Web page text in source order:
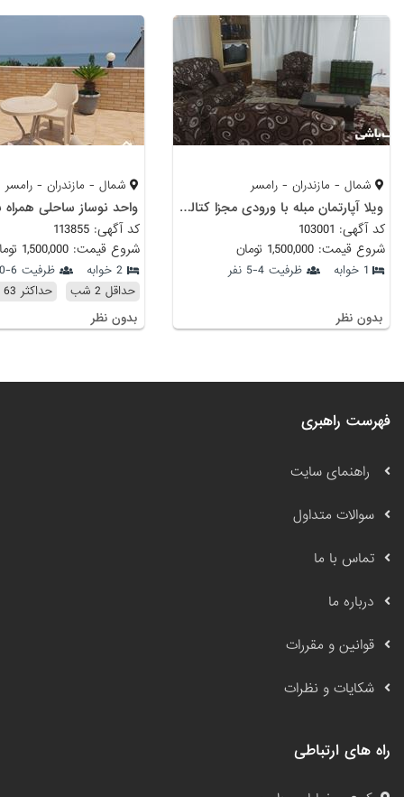
شمال - مازندران - رامسر
ویلا آپارتمان مبله با ورودی مجزا کتالم رامسر
کد آگهی: 103001
شروع قیمت: 1,500,000 تومان
1 خوابه ظرفیت 4-5 نفر
بدون نظر
شمال - مازندران - رامسر
کد آگهی: 113855
شروع قیمت: 1,500,000 تومان
2 خوابه
ظرفیت 6-10 نفر
حداقل 2 شب
حداکثر 63 شب
بدون نظر
فهرست راهبری
راهنمای سایت
سوالات متداول
تماس با ما
درباره ما
قوانین و مقررات
شکایات و نظرات
راه های ارتباطی